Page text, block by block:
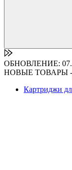
ОБНОВЛЕНИЕ:
НОВЫЕ ТОВАРЫ -
Картриджи